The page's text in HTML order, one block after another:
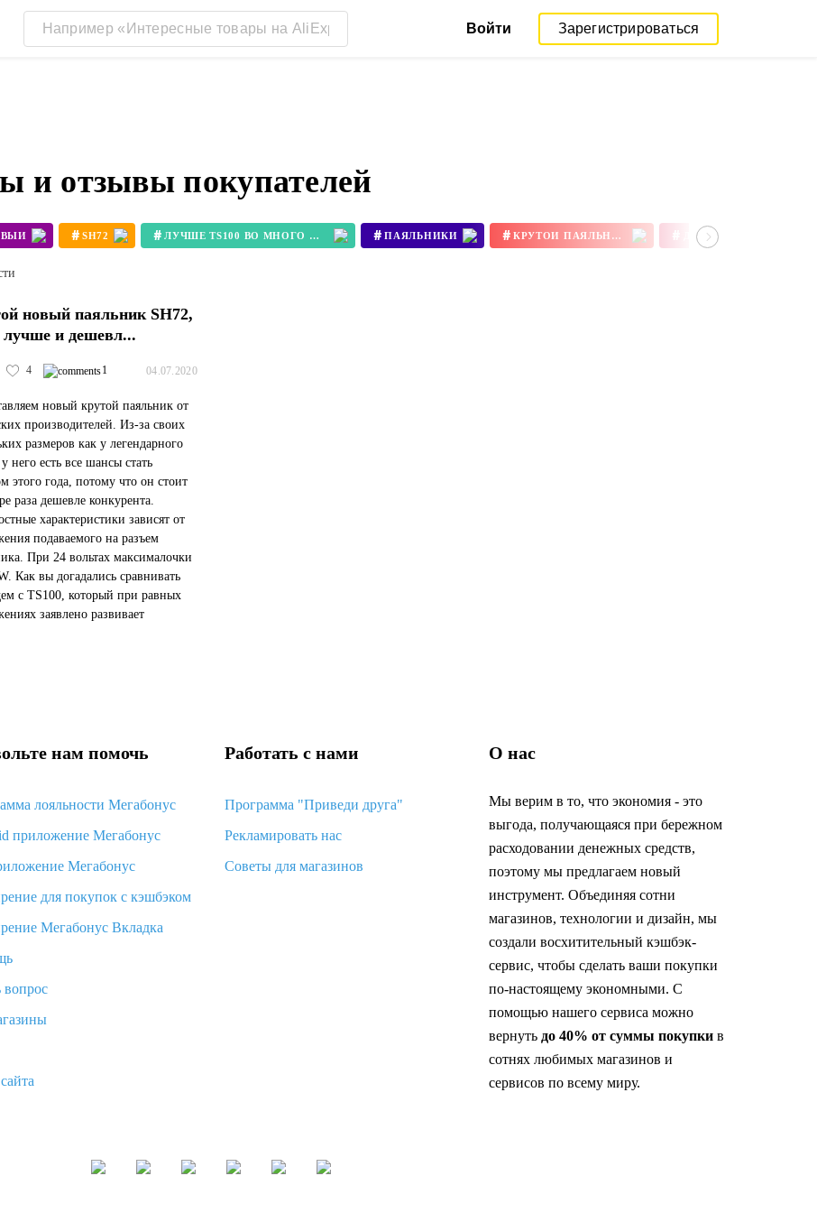
Войти Зарегистрироваться
и отзывы покупателей
# SH72 # ЛУЧШЕ TS100 ВО МНОГО РАЗ # ПАЯЛЬНИКИ # КРУТОЙ ПАЯЛЬНИК #
новый паяльник SH72,
лучше и дешевл...
4 1 04.07.2020
новый крутой паяльник от
производителей. Из-за своих
размеров как у легендарного
него есть все шансы стать
этого года, потому что он стоит
раза дешевле конкурента.
характеристики зависят от
подаваемого на разъем
При 24 вольтах максималочки
Как вы догадались сравнивать
с TS100, который при равных
заявлено развивает
нам помочь
лояльности Мегабонус
приложение Мегабонус
Мегабонус
для покупок с кэшбэком
Мегабонус Вкладка
вопрос
Работать с нами
Программа "Приведи друга"
Рекламировать нас
Советы для магазинов
О нас
Мы верим в то, что экономия - это
выгода, получающаяся при бережном
расходовании денежных средств,
поэтому мы предлагаем новый
инструмент. Объединяя сотни
магазинов, технологии и дизайн, мы
создали восхитительный кэшбэк-
сервис, чтобы сделать ваши покупки
по-настоящему экономными. С
помощью нашего сервиса можно
вернуть до 40% от суммы покупкив
сотнях любимых магазинов и
сервисов по всему миру.